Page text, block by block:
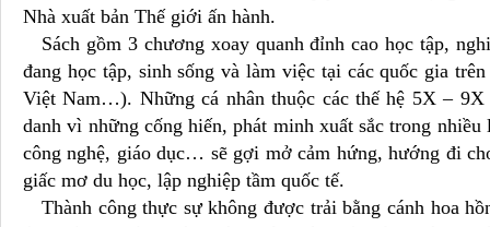
Nhà xuất bản Thế giới ấn hành.
Sách gồm 3 chương xoay quanh đỉnh cao học tập,
đang học tập, sinh sống và làm việc tại các quốc gia
Việt Nam…). Những cá nhân thuộc các thế hệ 5X –
danh vì những cống hiến, phát minh xuất sắc trong
công nghệ, giáo dục… sẽ gợi mở cảm hứng, hướng đi
giấc mơ du học, lập nghiệp tầm quốc tế.
Thành công thực sự không được trải bằng cánh hoa